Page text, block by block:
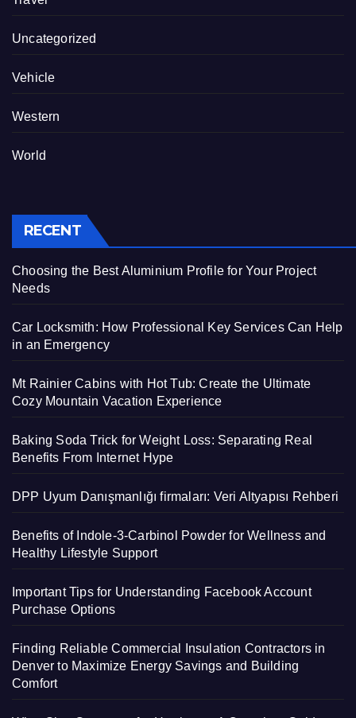
Uncategorized
Vehicle
Western
World
RECENT
Choosing the Best Aluminium Profile for Your Project
Needs
Car Locksmith: How Professional Key Services Can Help
in an Emergency
Mt Rainier Cabins with Hot Tub: Create the Ultimate
Cozy Mountain Vacation Experience
Baking Soda Trick for Weight Loss: Separating Real
Benefits From Internet Hype
DPP Uyum Danışmanlığı firmaları: Veri Altyapısı Rehberi
Benefits of Indole-3-Carbinol Powder for Wellness and
Healthy Lifestyle Support
Important Tips for Understanding Facebook Account
Purchase Options
Finding Reliable Commercial Insulation Contractors in
Denver to Maximize Energy Savings and Building
Comfort